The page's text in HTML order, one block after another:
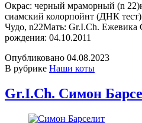
Окрас: черный мраморный (n
сиамский колорпойнт (ДНК
Чудо, n22Мать: Gr.I.Ch. Ежевика
рождения: 04.10.2011
Опубликовано 04.08.2023
В рубрике Наши коты
Gr.I.Ch. Симон